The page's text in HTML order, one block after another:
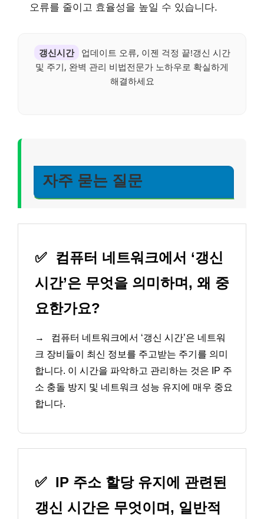
오류를 줄이고 효율성을 높일 수 있습니다.
갱신시간
업데이트 오류, 이젠 걱정 끝!갱신 시간
및 주기, 완벽 관리 비법전문가 노하우로 확실하게
해결하세요
자주 묻는 질문
✅
컴퓨터 네트워크에서 ‘갱신
시간’은 무엇을 의미하며, 왜 중
요한가요?
→
컴퓨터 네트워크에서 ‘갱신 시간’은 네트워
크 장비들이 최신 정보를 주고받는 주기를 의미
합니다. 이 시간을 파악하고 관리하는 것은 IP 주
소 충돌 방지 및 네트워크 성능 유지에 매우 중요
합니다.
✅ IP 주소 할당 유지에 관련된
갱신 시간은 무엇이며, 일반적